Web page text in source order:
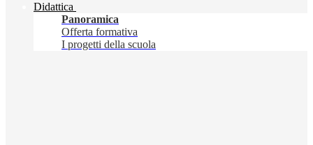
Didattica
Panoramica
Offerta formativa
I progetti della scuola